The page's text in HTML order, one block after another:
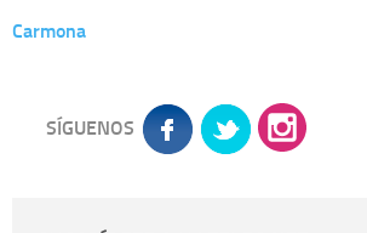
Carmona
SÍGUENOS